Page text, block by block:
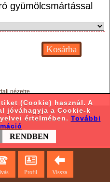
gyümölcsmártással
nézetre
Profil Vissza
(Cookie) használ. A
jóváhagyja a Cookie-k
értelmében. További
RENDBEN